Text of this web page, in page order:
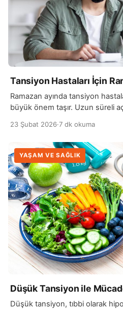
Tansiyon Hastaları İçin
Ramazan ayında tansiyon
büyük önem taşır. Uzun süreli
dikkatli olmak gerekir.
tutup tutamayacağına karar
tutulmasına izin veriliyorsa,
konusunda bazı önlemler
hafif besinler tercih edilmelidir.
23 Şubat 2026·7 dk okuma
YAŞAM VE SAĞLIK
Düşük Tansiyon ile
Düşük tansiyon, tıbbi olarak